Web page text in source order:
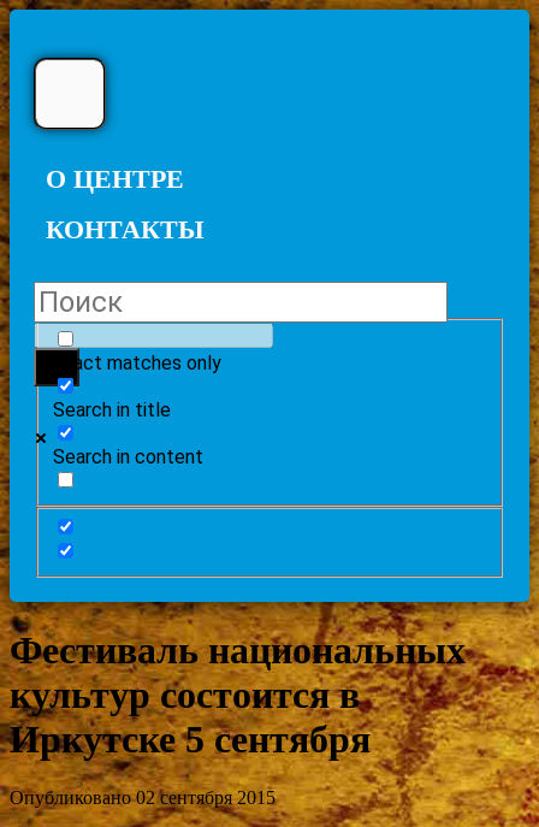
О ЦЕНТРЕ
КОНТАКТЫ
Exact matches only
Search in title
Search in content
Фестиваль национальных
культур состоится в
Иркутске 5 сентября
Опубликовано 02 сентября 2015